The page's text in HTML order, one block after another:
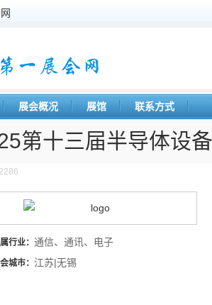
展会概况 展馆 联系方式
第十三届半导体设
行业： 通信、通讯、电子
城市： 江苏|无锡